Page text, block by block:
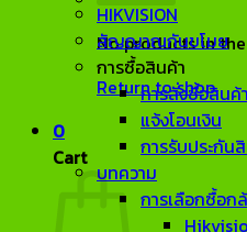
No products in
Return to shop
0
Cart
HIKVISION
สัญญาณกันขโมย
การซื้อสินค้า
การสั่งซื้อสินค้า
แจ้งโอนเงิน
การรับประกัน
บทความ
การเลือกซื้อก